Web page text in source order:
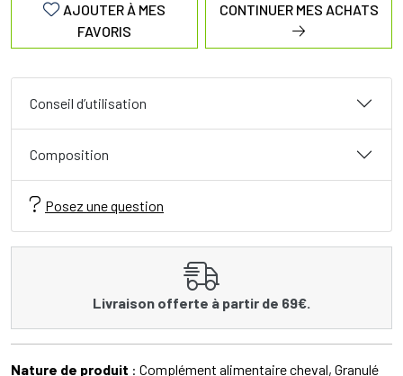
AJOUTER À MES
FAVORIS
CONTINUER MES ACHATS
Conseil d’utilisation
Composition
Posez une question
Livraison offerte à partir de 69€.
Nature de produit : Complément alimentaire cheval, Granulé